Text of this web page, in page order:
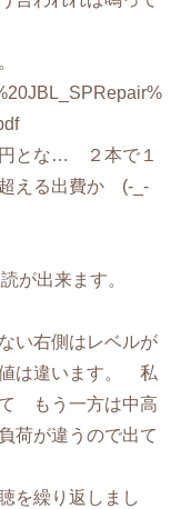
円とな… ２本で１
える出費か (-_-
が出来ます。
い右側はレベルが
は違います。 私
もう一方は中高
が違うので出て
を繰り返しまし